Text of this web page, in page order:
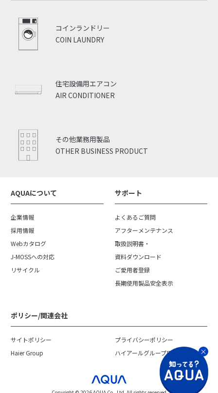
COIN LAUNDRY
コインランドリー
AIR CONDITIONER
住宅設備用エアコン
OTHER BUSINESS PRODUCT
その他業務用製品
AQUAについて
企業情報
採用情報
Webカタログ
J-MOSSへの対応
リサイクル
サポート
よくあるご質問
アフターメンテナンス
取扱説明書・
資料ダウンロード
ご愛用者登録
長期使用製品安全表示
ポリシー/関連会社
サイトポリシー
プライバシーポリシー
Haier Group
ハイアールグループ日本地域